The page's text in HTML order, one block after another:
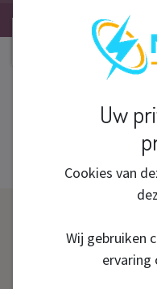
Nog geen
contact us
Uw
Cookies van
Wij gebruiken
ervaring